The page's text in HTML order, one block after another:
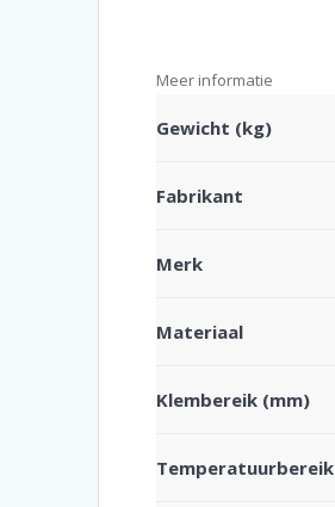
Meer informatie
Gewicht (kg)
Fabrikant
Merk
Materiaal
Klembereik (mm)
Temperatuurbereik